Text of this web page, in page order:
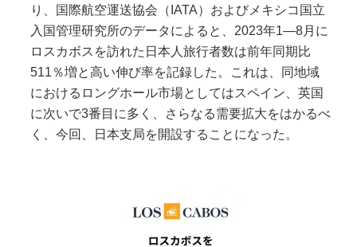
り、国際航空運送協会（IATA）およびメキシコ国立
入国管理研究所のデータによると、2023年1―8月に
ロスカボスを訪れた日本人旅行者数は前年同期比
511％増と高い伸び率を記録した。これは、同地域
におけるロングホール市場としてはスペイン、英国
に次いで3番目に多く、さらなる需要拡大をはかるべ
く、今回、日本支局を開設することになった。